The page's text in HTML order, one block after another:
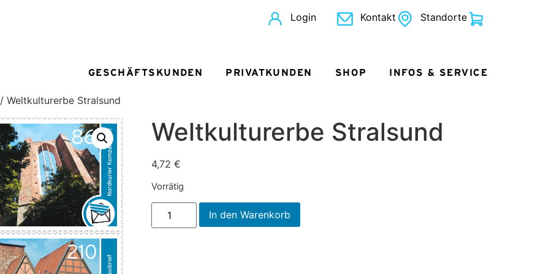
Login Kontakt Standorte
GESCHÄFTSKUNDEN PRIVATKUNDEN SHOP INFOS & SERVICE
Weltkulturerbe Stralsund
Weltkulturerbe Stralsund
4,72 €
Vorrätig
In den Warenkorb